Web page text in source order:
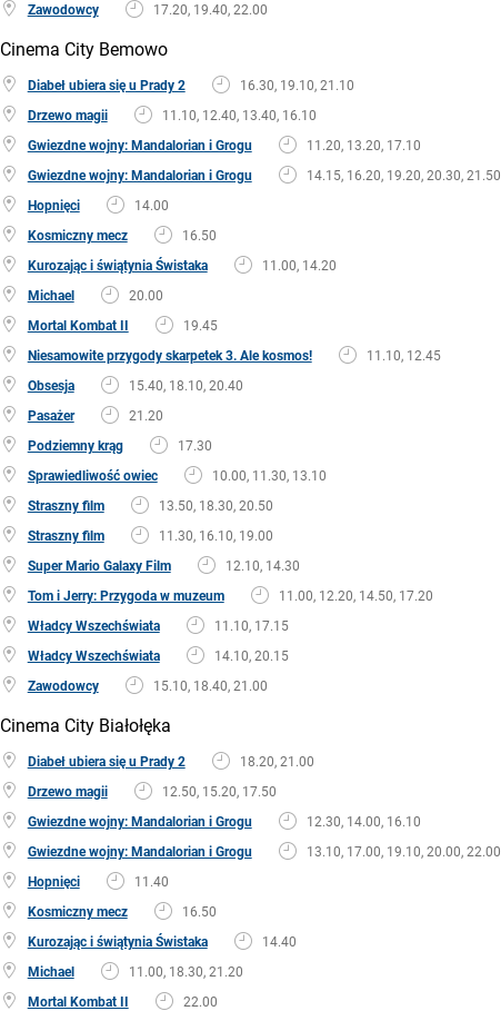
Zawodowcy
17.20, 19.40, 22.00
Cinema City Bemowo
Diabeł ubiera się u Prady 2
16.30, 19.10, 21.10
Drzewo magii
11.10, 12.40, 13.40, 16.10
Gwiezdne wojny: Mandalorian i Grogu
11.20, 13.20, 17.10
Gwiezdne wojny: Mandalorian i Grogu
14.15, 16.20, 19.20, 20.30, 21.50
Hopnięci
14.00
Kosmiczny mecz
16.50
Kurozając i świątynia Świstaka
11.00, 14.20
Michael
20.00
Mortal Kombat II
19.45
Niesamowite przygody skarpetek 3. Ale kosmos!
11.10, 12.45
Obsesja
15.40, 18.10, 20.40
Pasażer
21.20
Podziemny krąg
17.30
Sprawiedliwość owiec
10.00, 11.30, 13.10
Straszny film
13.50, 18.30, 20.50
Straszny film
11.30, 16.10, 19.00
Super Mario Galaxy Film
12.10, 14.30
Tom i Jerry: Przygoda w muzeum
11.00, 12.20, 14.50, 17.20
Władcy Wszechświata
11.10, 17.15
Władcy Wszechświata
14.10, 20.15
Zawodowcy
15.10, 18.40, 21.00
Cinema City Białołęka
Diabeł ubiera się u Prady 2
18.20, 21.00
Drzewo magii
12.50, 15.20, 17.50
Gwiezdne wojny: Mandalorian i Grogu
12.30, 14.00, 16.10
Gwiezdne wojny: Mandalorian i Grogu
13.10, 17.00, 19.10, 20.00, 22.00
Hopnięci
11.40
Kosmiczny mecz
16.50
Kurozając i świątynia Świstaka
14.40
Michael
11.00, 18.30, 21.20
Mortal Kombat II
22.00